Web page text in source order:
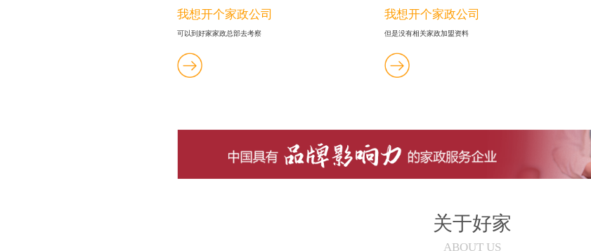
我想开个家政公司
可以到好家家政总部去考察
我想开个家政公司
但是没有相关家政加盟资料
关于好家
ABOUT US